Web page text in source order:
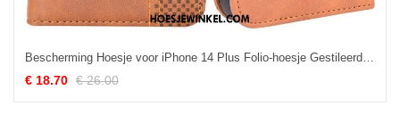
Bescherming Hoesje voor iPhone 14 Plus Folio-hoesje Gestileerd Vintage Leereffect
€ 18.70 € 26.00